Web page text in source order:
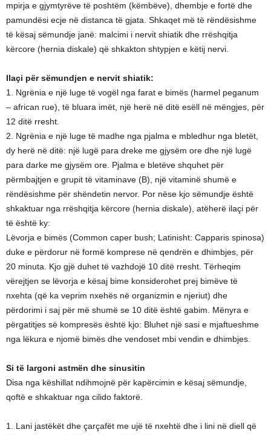
mpirja e gjymtyrëve të poshtëm (këmbëve), dhembje e fortë dhe
pamundësi ecje në distanca të gjata. Shkaqet më të rëndësishme
të kësaj sëmundje janë: malcimi i nervit shiatik dhe rrëshqitja
kërcore (hernia diskale) që shkakton shtypjen e këtij nervi.
Ilaçi për sëmundjen e nervit shiatik:
1. Ngrënia e një luge të vogël nga farat e bimës (harmel peganum
– african rue), të bluara imët, një herë në ditë esëll në mëngjes, për
12 ditë rresht.
2. Ngrënia e një luge të madhe nga pjalma e mbledhur nga bletët,
dy herë në ditë: një lugë para dreke me gjysëm ore dhe një lugë
para darke me gjysëm ore. Pjalma e bletëve shquhet për
përmbajtjen e grupit të vitaminave (B), një vitaminë shumë e
rëndësishme për shëndetin nervor. Por nëse kjo sëmundje është
shkaktuar nga rrëshqitja kërcore (hernia diskale), atëherë ilaçi për
të është ky:
Lëvorja e bimës (Common caper bush; Latinisht: Capparis spinosa)
duke e përdorur në formë komprese në qendrën e dhimbjes, për
20 minuta. Kjo gjë duhet të vazhdojë 10 ditë rresht. Tërheqim
vërejtjen se lëvorja e kësaj bime konsiderohet prej bimëve të
nxehta (që ka veprim nxehës në organizmin e njeriut) dhe
përdorimi i saj për më shumë se 10 ditë është gabim. Mënyra e
përgatitjes së kompresës është kjo: Bluhet një sasi e mjaftueshme
nga lëkura e njomë bimës dhe vendoset mbi vendin e dhimbjes.
Si të largoni astmën dhe sinusitin
Disa nga këshillat ndihmojnë për kapërcimin e kësaj sëmundje,
qoftë e shkaktuar nga cilido faktorë.
1. Lani jastëkët dhe çarçafët me ujë të nxehtë dhe i lini në diell që